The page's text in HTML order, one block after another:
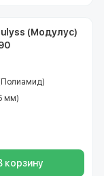
(Модулус)
мм)
корзину